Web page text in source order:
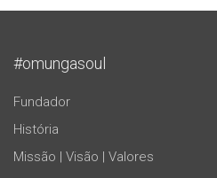
#omungasoul
Fundador
História
Missão | Visão | Valores